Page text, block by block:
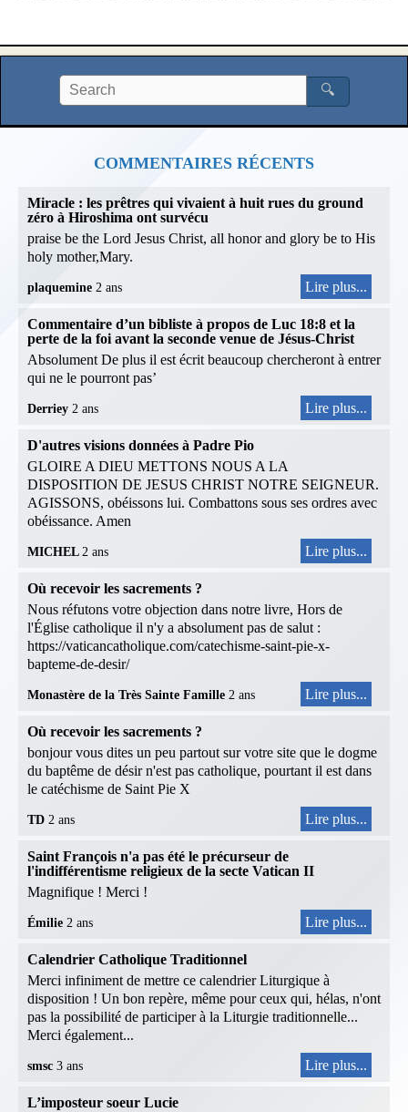
🔍
COMMENTAIRES RÉCENTS
Miracle : les prêtres qui vivaient à huit rues du ground
zéro à Hiroshima ont survécu
praise be the Lord Jesus Christ, all honor and glory be to His
holy mother,Mary.
plaquemine 2 ans Lire plus...
Commentaire d’un bibliste à propos de Luc 18:8 et la
perte de la foi avant la seconde venue de Jésus-Christ
Absolument De plus il est écrit beaucoup chercheront à entrer
qui ne le pourront pas’
Derriey 2 ans Lire plus...
D'autres visions données à Padre Pio
GLOIRE A DIEU METTONS NOUS A LA
DISPOSITION DE JESUS CHRIST NOTRE SEIGNEUR.
AGISSONS, obéissons lui. Combattons sous ses ordres avec
obéissance. Amen
MICHEL 2 ans Lire plus...
Où recevoir les sacrements ?
Nous réfutons votre objection dans notre livre, Hors de
l'Église catholique il n'y a absolument pas de salut :
https://vaticancatholique.com/catechisme-saint-pie-x-
bapteme-de-desir/
Monastère de la Très Sainte Famille 2 ans Lire plus...
Où recevoir les sacrements ?
bonjour vous dites un peu partout sur votre site que le dogme
du baptême de désir n'est pas catholique, pourtant il est dans
le catéchisme de Saint Pie X
TD 2 ans Lire plus...
Saint François n'a pas été le précurseur de
l'indifférentisme religieux de la secte Vatican II
Magnifique ! Merci !
Émilie 2 ans Lire plus...
Calendrier Catholique Traditionnel
Merci infiniment de mettre ce calendrier Liturgique à
disposition ! Un bon repère, même pour ceux qui, hélas, n'ont
pas la possibilité de participer à la Liturgie traditionnelle...
Merci également...
smsc 3 ans Lire plus...
L’imposteur soeur Lucie